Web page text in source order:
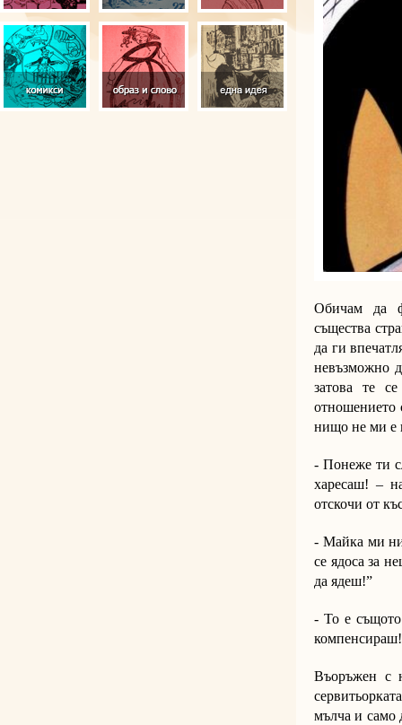
Обичам да
същества
да ги
невъзможно
затова те
отношението
нищо не ми е
- Понеже ти
харесаш! –
отскочи от
- Майка ми
се ядоса за
да ядеш!”
- То е
Въоръжен с
мълча и само